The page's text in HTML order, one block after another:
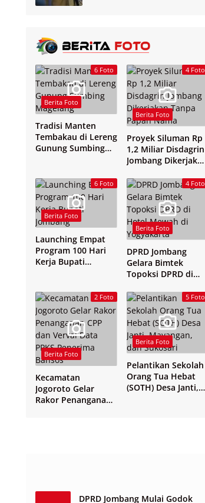
6 Foto
Berita Foto
Tradisi Manten
Tembakau di Lereng
Gunung Sumbing
4 Foto
Berita Foto
Proyek Siluman Rp
1,2 Miliar Disdagrin
Jombang Dikerjakan
6 Foto
Berita Foto
Launching Empat
Program 100 Hari
Kerja Bupati
4 Foto
Berita Foto
DPRD Jombang
Gelara Bimtek
Topoksi DPRD di
Yogyakarta
2 Foto
Berita Foto
Kecamatan
Jogoroto Gelar
Rakor Penanganan
5 Foto
Berita Foto
Pelantikan Sekolah
Orang Tua Hebat
(SOTH) Desa Janti,
DPRD Jombang Mulai Godok